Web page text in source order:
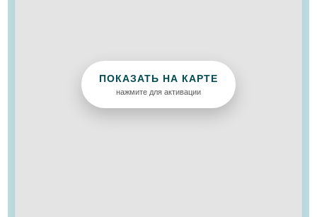
ПОКАЗАТЬ НА КАРТЕ
нажмите для активации